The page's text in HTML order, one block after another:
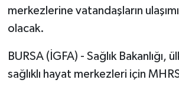
merkezlerine vatandaşların
olacak.
BURSA (İGFA) - Sağlık Bakanlığı,
sağlıklı hayat merkezleri için